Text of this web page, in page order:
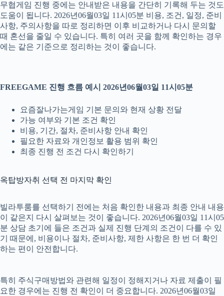
무협게임 진행 중에는 안내받은 내용을 간단히 기록해 두는 것도
도움이 됩니다. 2026년06월03일 11시05분 비용, 조건, 일정, 준비
사항, 주의사항을 따로 정리하면 이후 비교하거나 다시 문의할
때 혼선을 줄일 수 있습니다. 특히 여러 곳을 함께 확인하는 경우
에는 같은 기준으로 정리하는 것이 좋습니다.
FREEGAME 진행 흐름 예시 2026년06월03일 11시05분
요즘잘나가는게임 기본 문의와 현재 상황 전달
가능 여부와 기본 조건 확인
비용, 기간, 절차, 준비사항 안내 확인
필요한 자료와 개인정보 활용 범위 확인
최종 진행 전 조건 다시 확인하기
옥탑방자취 선택 전 마지막 확인
빌라투룸를 선택하기 전에는 처음 확인한 내용과 최종 안내 내용
이 같은지 다시 살펴보는 것이 좋습니다. 2026년06월03일 11시05
분 상담 초기에 들은 조건과 실제 진행 단계의 조건이 다를 수 있
기 때문에, 비용이나 절차, 준비사항, 제한 사항은 한 번 더 확인
하는 편이 안전합니다.
특히 주식구매방법와 관련해 일정이 정해지거나 자료 제출이 필
요한 경우에는 진행 전 확인이 더 중요합니다. 2026년06월03일